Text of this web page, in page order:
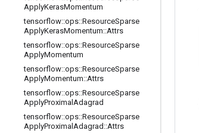
ApplyKerasMomentum
tensorflow::ops::ResourceSparse
ApplyKerasMomentum::Attrs
tensorflow::ops::ResourceSparse
ApplyMomentum
tensorflow::ops::ResourceSparse
ApplyMomentum::Attrs
tensorflow::ops::ResourceSparse
ApplyProximal Adagrad
tensorflow::ops::ResourceSparse
ApplyProximal Adagrad ::Attrs